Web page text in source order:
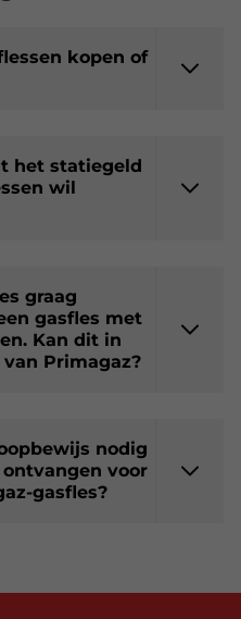
kopen of
het statiegeld
wil
graag
gasfles met
Kan dit in
Primagaz?
nodig
voor
gasfles?